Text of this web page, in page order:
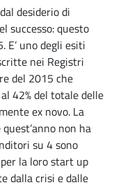
desiderio di
successo: questo
E’ uno degli esiti
nei Registri
del 2015 che
42% del totale delle
ex novo. La
non ha
su 4 sono
la loro start up
dalla crisi e dalle